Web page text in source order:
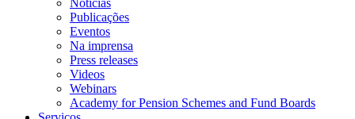
Publicações
Eventos
Na imprensa
Press releases
Videos
Webinars
Academy for Pension Schemes and Fund Boards